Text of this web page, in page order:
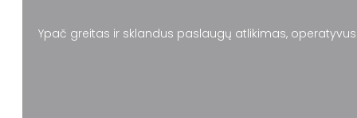
Ypač greitas ir sklandus paslaugų atlikimas,